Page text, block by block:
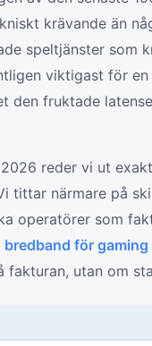
krävande än
speltjänster som
viktigast för
den fruktade
reder vi ut
tittar närmare på
operatörer som
bredband för
fakturan, utan om